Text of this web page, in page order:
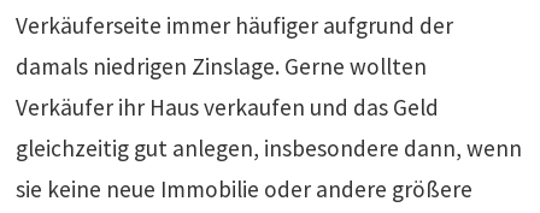
Verkäuferseite immer häufiger aufgrund der
damals niedrigen Zinslage. Gerne wollten
Verkäufer ihr Haus verkaufen und das Geld
gleichzeitig gut anlegen, insbesondere dann, wenn
sie keine neue Immobilie oder andere größere